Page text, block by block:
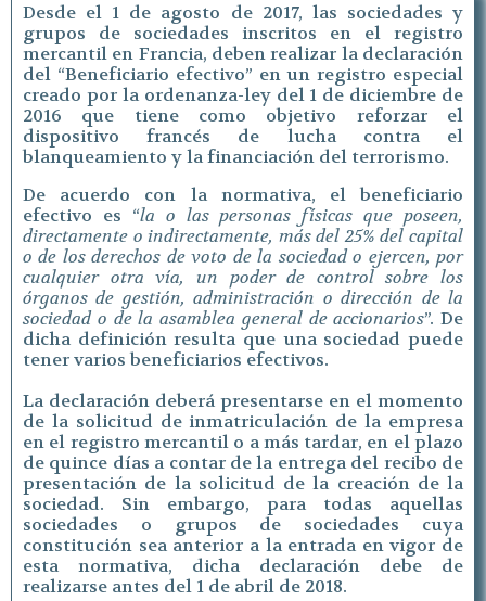
Desde el 1 de agosto de 2017, las sociedades y
grupos de sociedades inscritos en el registro
mercantil en Francia, deben realizar la declaración
del “Beneficiario efectivo” en un registro especial
creado por la ordenanza-ley del 1 de diciembre de
2016 que tiene como objetivo reforzar el
dispositivo francés de lucha contra el
blanqueamiento y la financiación del terrorismo.
De acuerdo con la normativa, el beneficiario
efectivo es “la o las personas físicas que poseen,
directamente o indirectamente, más del 25% del capital
o de los derechos de voto de la sociedad o ejercen, por
cualquier otra vía, un poder de control sobre los
órganos de gestión, administración o dirección de la
sociedad o de la asamblea general de accionarios”. De
dicha definición resulta que una sociedad puede
tener varios beneficiarios efectivos.
La declaración deberá presentarse en el momento
de la solicitud de inmatriculación de la empresa
en el registro mercantil o a más tardar, en el plazo
de quince días a contar de la entrega del recibo de
presentación de la solicitud de la creación de la
sociedad. Sin embargo, para todas aquellas
sociedades o grupos de sociedades cuya
constitución sea anterior a la entrada en vigor de
esta normativa, dicha declaración debe de
realizarse antes del 1 de abril de 2018.